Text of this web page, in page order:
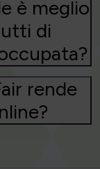
è meglio
di
rende